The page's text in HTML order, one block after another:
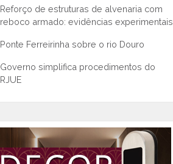
Reforço de estruturas de alvenaria com
reboco armado: evidências experimentais
Ponte Ferreirinha sobre o rio Douro
Governo simplifica procedimentos do
RJUE